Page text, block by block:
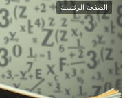
الصفحة الرئيسية